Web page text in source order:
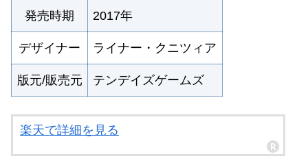
発売時期 2017年
デザイナー ライナー・クニツィア
版元/販売元 テンデイズゲームズ
楽天で詳細を見る